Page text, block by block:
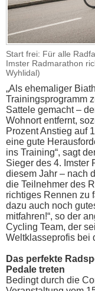
Start frei: Für alle
Imster Radmarathon
Wyhlidal)
„Als ehemaliger
Trainingsprogramm
Sattele gemacht –
Wohnort entfernt,
Prozent Anstieg auf
eine gute
ins Training“, sagt
Sieger des 4. Imster
diesem Jahr – nach
die Teilnehmer des
richtiges Rennen zu
dazu auch noch
mitfahren!“, so der
Cycling Team, der
Weltklasseprofis bei
Das perfekte
Pedale treten
Bedingt durch die